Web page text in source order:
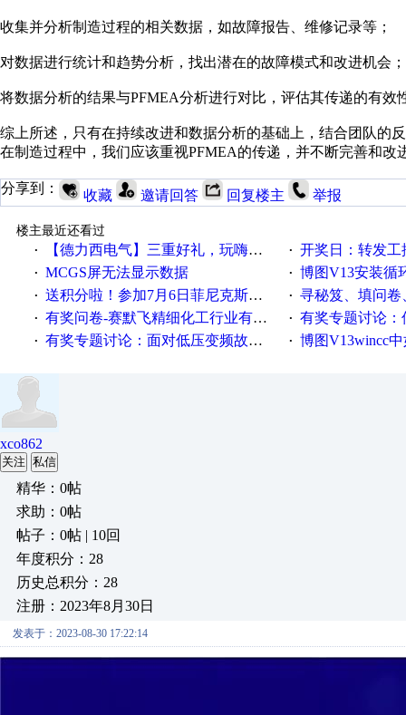
收集并分析制造过程的相关数据，如故障报告、维修记录等；
对数据进行统计和趋势分析，找出潜在的故障模式和改进机会；
将数据分析的结果与PFMEA分析进行对比，评估其传递的有效
综上所述，只有在持续改进和数据分析的基础上，结合团队的
在制造过程中，我们应该重视PFMEA的传递，并不断完善和
分享到： 收藏 邀请回答 回复楼主 举报
楼主最近还看过
·
【德力西电气】三重好礼，玩嗨夏日！ · 开奖日：转发工控速派
· MCGS屏无法显示数据 · 博图V13安装循环重启
· 送积分啦！参加7月6日菲尼克斯在线研讨会即得 · 寻秘笈、填问卷
· 有奖问卷-赛默飞精细化工行业有奖调查来袭！ · 有奖专题讨论：伺服选择
· 有奖专题讨论：面对低压变频故障，老手是这样解决的！ · 博图V13wincc中如何
xco862
关注 私信
精华：0帖
求助：0帖
帖子：0帖 | 10回
年度积分：28
历史总积分：28
注册：2023年8月30日
发表于：2023-08-30 17:22:14